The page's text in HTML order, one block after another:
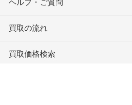
ヘルプ・ご質問
買取の流れ
買取価格検索